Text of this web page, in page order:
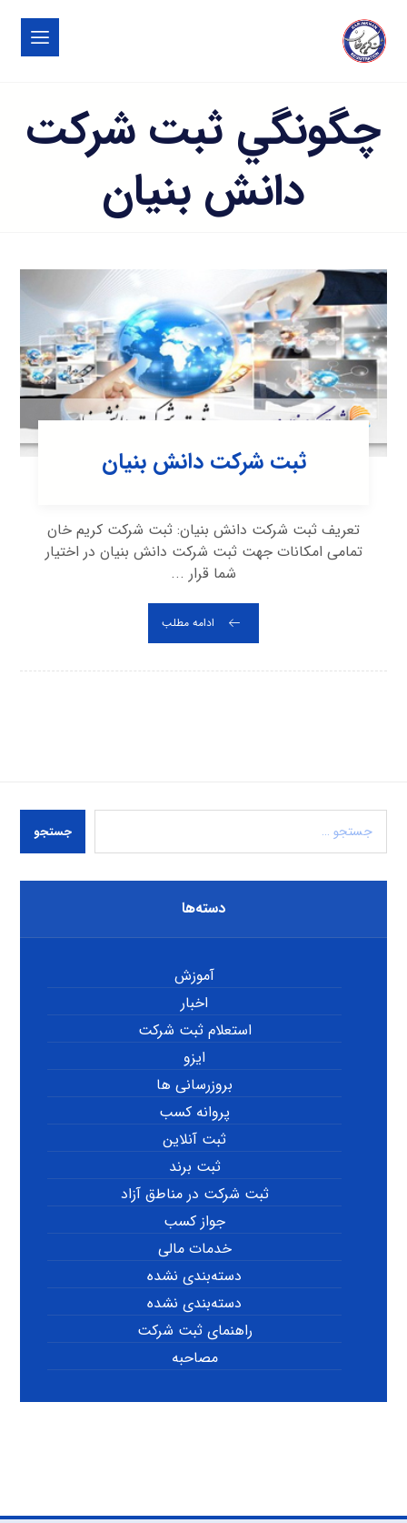
چگونگي ثبت شركت
دانش بنيان
ثبت شرکت دانش بنیان
تعریف ثبت شرکت دانش بنیان: ثبت شرکت کریم خان
تمامی امکانات جهت ثبت شرکت دانش بنیان در اختیار
شما قرار ...
ادامه مطلب
جستجو
دسته‌ها
آموزش
اخبار
استعلام ثبت شرکت
ایزو
بروزرسانی ها
پروانه کسب
ثبت آنلاین
ثبت برند
ثبت شرکت در مناطق آزاد
جواز کسب
خدمات مالی
دسته‌بندی نشده
دسته‌بندی نشده
راهنمای ثبت شرکت
مصاحبه